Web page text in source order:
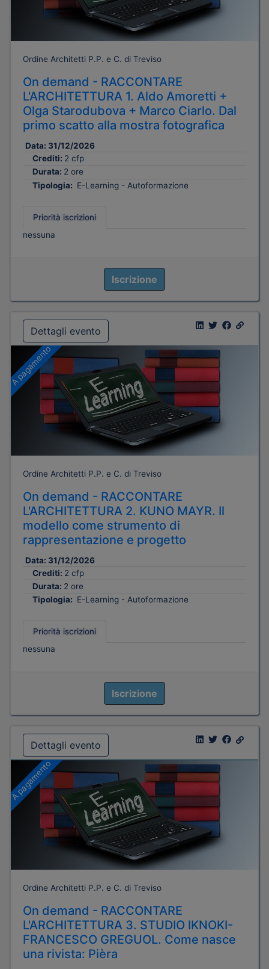
Ordine Architetti P.P. e C. di Treviso
On demand - RACCONTARE
L'ARCHITETTURA 1. Aldo Amoretti +
Olga Starodubova + Marco Ciarlo. Dal
primo scatto alla mostra fotografica
Data: 31/12/2026
Crediti: 2 cfp
Durata: 2 ore
Tipologia: E-Learning - Autoformazione
Priorità iscrizioni
nessuna
Iscrizione
Dettagli evento
A pagamento
Ordine Architetti P.P. e C. di Treviso
On demand - RACCONTARE
L'ARCHITETTURA 2. KUNO MAYR. Il
modello come strumento di
rappresentazione e progetto
Data: 31/12/2026
Crediti: 2 cfp
Durata: 2 ore
Tipologia: E-Learning - Autoformazione
Priorità iscrizioni
nessuna
Iscrizione
Dettagli evento
A pagamento
Ordine Architetti P.P. e C. di Treviso
On demand - RACCONTARE
L'ARCHITETTURA 3. STUDIO IKNOKI-
FRANCESCO GREGUOL. Come nasce
una rivista: Pièra